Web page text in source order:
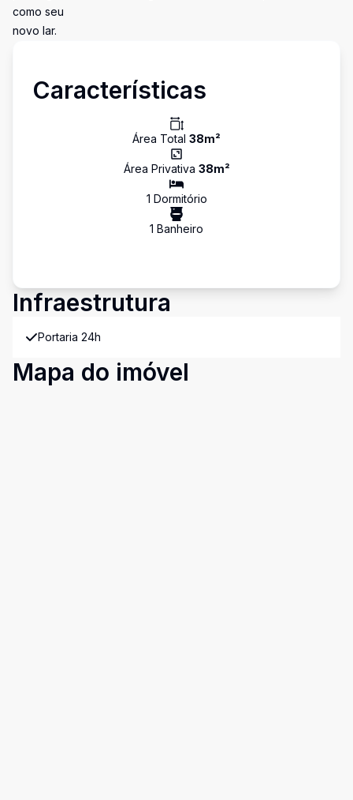
como seu
novo lar.
Características
Área Total 38m²
Área Privativa 38m²
1 Dormitório
1 Banheiro
Infraestrutura
Portaria 24h
Mapa do imóvel